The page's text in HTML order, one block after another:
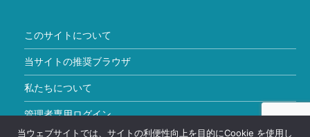
このサイトについて
当サイトの推奨ブラウザ
私たちについて
管理者専用ログイン
当ウェブサイトでは、サイトの利便性向上を目的にCookie を使用し